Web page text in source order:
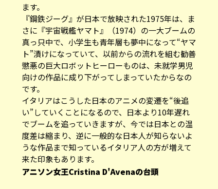
ます。
『鋼鉄ジーグ』が日本で放映された1975年は、ま
さに『宇宙戦艦ヤマト』（1974）の一大ブームの
真っ只中で、小学生も青年層も夢中になって“ヤマ
ト”漬けになっていて、以前からの流れを組む勧善
懲悪の巨大ロボットヒーローものは、未就学男児
向けの作品に成り下がってしまっていたからなの
です。
イタリアはこうした日本のアニメの変遷を“後追
い”していくことになるので、日本より10年遅れ
でブームを追っていきますが、今では日本との温
度差は縮まり、逆に一般的な日本人が知らないよ
うな作品まで知っているイタリア人の方が増えて
来た印象もあります。
アニソン女王Cristina D'Avenaの台頭